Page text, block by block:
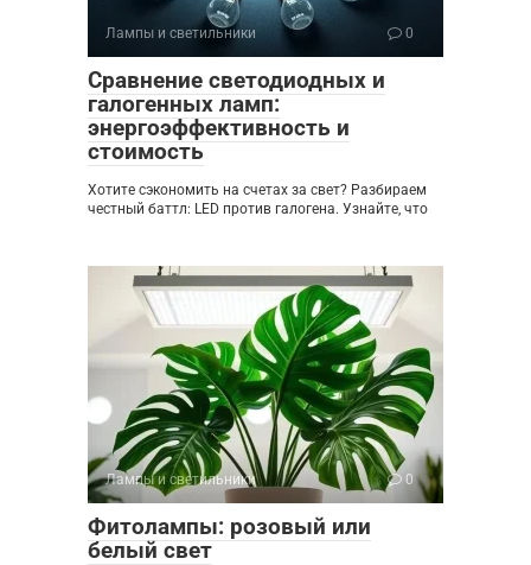
Лампы и светильники 0
Сравнение светодиодных и
галогенных ламп:
энергоэффективность и
стоимость
Хотите сэкономить на счетах за свет? Разбираем
честный баттл: LED против галогена. Узнайте, что
Лампы и светильники 0
Фитолампы: розовый или
белый свет